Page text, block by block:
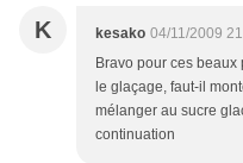
K kesako 04/11/2009
Bravo pour ces
le glaçage, faut-il
mélanger au sucre
continuation